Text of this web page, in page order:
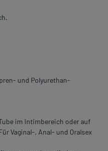
und Polyurethan-
im Intimbereich oder auf
Vaginal-, Anal- und Oralsex